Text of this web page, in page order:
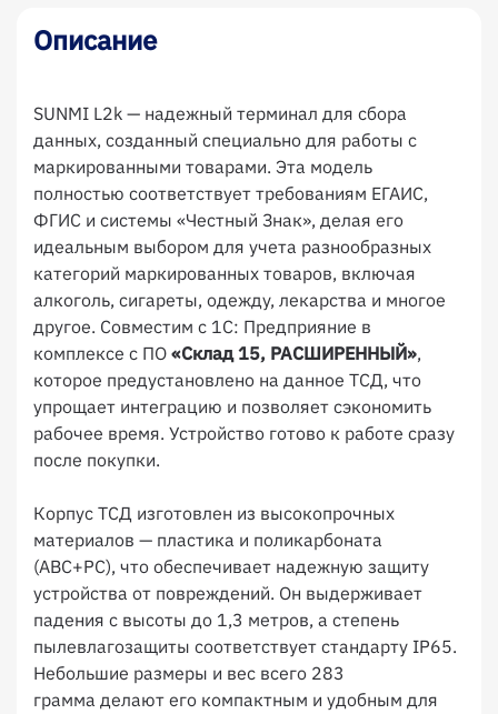
Описание
SUNMI L2k — надежный терминал для сбора
данных, созданный специально для работы с
маркированными товарами. Эта модель
полностью соответствует требованиям ЕГАИС,
ФГИС и системы «Честный Знак», делая его
идеальным выбором для учета разнообразных
категорий маркированных товаров, включая
алкоголь, сигареты, одежду, лекарства и многое
другое. Cовместим с 1С: Предприяние в
комплексе с ПО «Склад 15, РАСШИРЕННЫЙ»,
которое предустановлено на данное ТСД, что
упрощает интеграцию и позволяет сэкономить
рабочее время. Устройство готово к работе сразу
после покупки.
Корпус ТСД изготовлен из высокопрочных
материалов — пластика и поликарбоната
(АВС+РС), что обеспечивает надежную защиту
устройства от повреждений. Он выдерживает
падения с высоты до 1,3 метров, а степень
пылевлагозащиты соответствует стандарту IP65.
Небольшие размеры и вес всего 283
грамма делают его компактным и удобным для